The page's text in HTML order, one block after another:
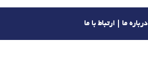
درباره ما ارتباط با ما